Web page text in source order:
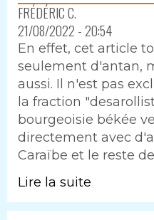
FRÉDÉRIC C.
21/08/2022 - 20:54
En effet, cet article
seulement d'antan,
aussi. Il n'est pas
la fraction
bourgeoisie békée
directement avec
Caraïbe et le reste
Lire la suite